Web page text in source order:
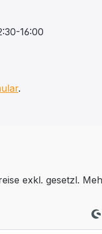
16:00
.
exkl. gesetzl.